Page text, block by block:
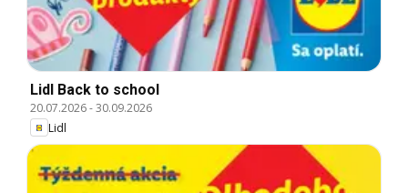
Lidl Back to school
20.07.2026-30.09.2026
Lidl